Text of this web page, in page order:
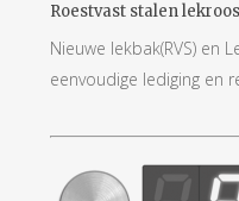
Roestvast stalen
Nieuwe lekbak(RVS) en
eenvoudige lediging en